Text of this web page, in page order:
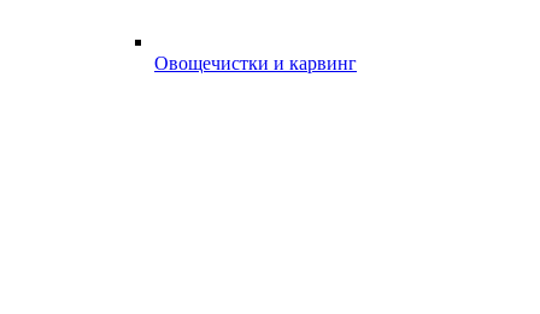
Овощечистки и карвинг